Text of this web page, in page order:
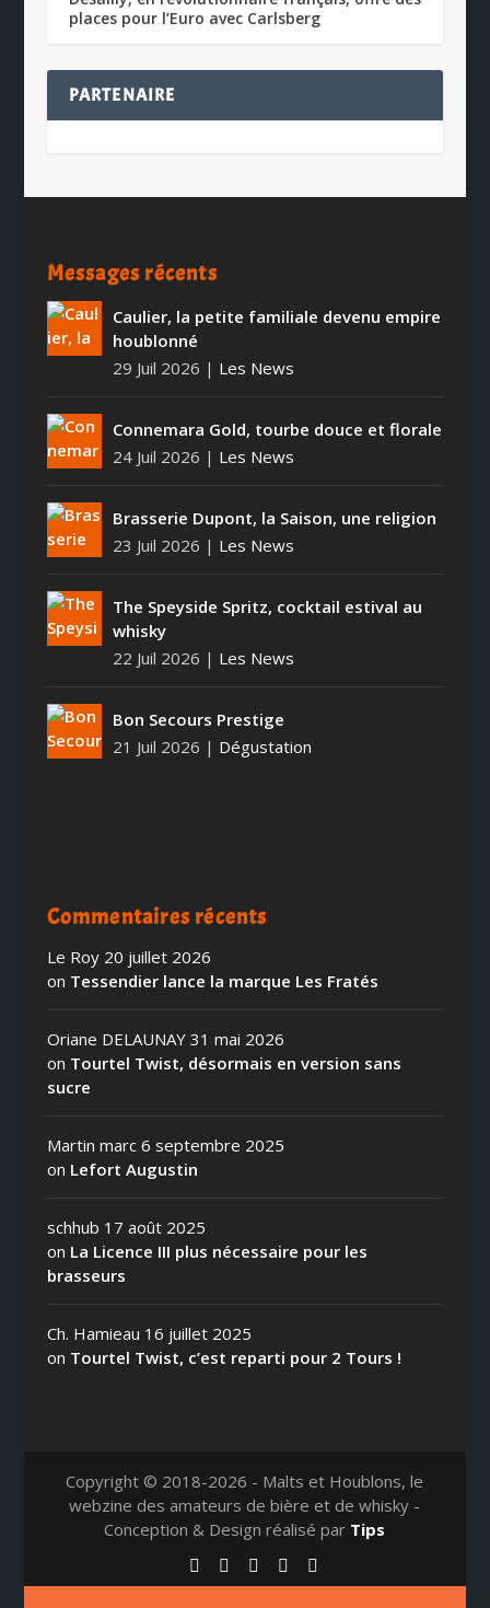
places pour l’Euro avec Carlsberg
PARTENAIRE
Messages récents
Caulier, la petite familiale devenu empire
houblonné
29 Juil 2026 | Les News
Connemara Gold, tourbe douce et florale
24 Juil 2026 | Les News
Brasserie Dupont, la Saison, une religion
23 Juil 2026 | Les News
The Speyside Spritz, cocktail estival au
whisky
22 Juil 2026 | Les News
Bon Secours Prestige
21 Juil 2026 | Dégustation
Commentaires récents
Le Roy 20 juillet 2026
on Tessendier lance la marque Les Fratés
Oriane DELAUNAY 31 mai 2026
on Tourtel Twist, désormais en version sans
sucre
Martin marc 6 septembre 2025
on Lefort Augustin
schhub 17 août 2025
on La Licence III plus nécessaire pour les
brasseurs
Ch. Hamieau 16 juillet 2025
on Tourtel Twist, c’est reparti pour 2 Tours !
Copyright © 2018-2026 - Malts et Houblons, le
webzine des amateurs de bière et de whisky -
Conception & Design réalisé par Tips